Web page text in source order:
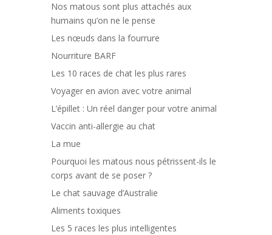
Nos matous sont plus attachés aux
humains qu’on ne le pense
Les nœuds dans la fourrure
Nourriture BARF
Les 10 races de chat les plus rares
Voyager en avion avec votre animal
L’épillet : Un réel danger pour votre animal
Vaccin anti-allergie au chat
La mue
Pourquoi les matous nous pétrissent-ils le
corps avant de se poser ?
Le chat sauvage d’Australie
Aliments toxiques
Les 5 races les plus intelligentes